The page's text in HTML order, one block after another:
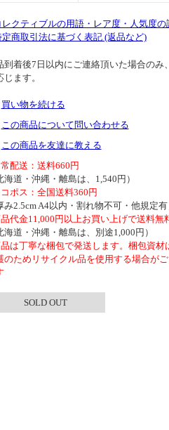
レクティブルの用語・レア度・人気度の
定商取引法に基づく表記 (返品など)
到着後7日以内にご連絡頂いた場合のみ
じます。
買い物を続ける
この商品について問い合わせる
この商品を友達に教える
配送：送料660円
海道・沖縄・離島は、1,540円）
ポス：全国送料360円
み2.5cm A4以内・割れ物不可・他規定有
代金11,000円以上お買い上げで送料無
海道・沖縄・離島は、別途1,000円）
は丁寧な梱包で発送します。梱包資材
のためリサイクル品を使用する場合が
SOLD OUT